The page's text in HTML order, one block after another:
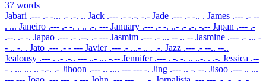
37 words
Jabari .--- .- -... .- .-. .. Jack .--- .- -.-. -.- Jade .--- .- -.. . James .--- .- --
. ... Janeiro .--- .- -. . .. .-. --- January .--- .- -. ..- .- .-. -.-- Japan .--- .-
.--. .- -. Japao .--- .- .--. .- --- Jasmim .--- .- ... -- .. -- Jasmine .--- .- ... -
- .. -. . Jato .--- .- - --- Javier .--- .- ...- .. . .-. Jazz .--- .- --.. --..
Jealousy .--- . .- .-.. --- ..- ... -.-- Jennifer .--- . -. -. .. ..-. . .-. Jessica .--
- . ... ... .. -.-. .- Jihoon .--- .. .... --- --- -. Jing .--- .. -. --. Jisoo .--- .. ...